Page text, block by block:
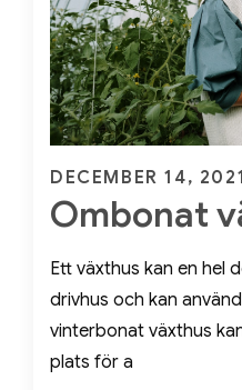
Posted
on
DECEMBER 14, 2021
Ombonat
Ett växthus kan en hel
drivhus och kan
vinterbonat växthus
plats för a